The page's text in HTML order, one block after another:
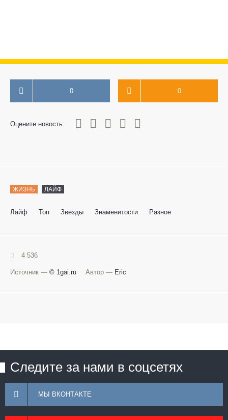
0 0
Оцените новость:
0
1 3 4 5
ЖИЗНЬ ЛАЙФ
Лайф Топ Звезды Знаменитости Разное
4 536
Источник — © 1gai.ru Автор — Eric
Следите за нами в соцсетях
МЫ ВКОНТАКТЕ